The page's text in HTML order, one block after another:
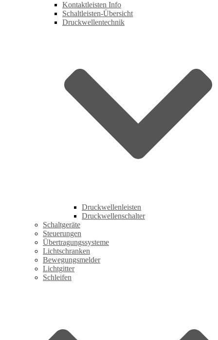
Kontaktleisten Info
Schaltleisten-Übersicht
Druckwellentechnik
Druckwellenleisten
Druckwellenschalter
Schaltgeräte
Steuerungen
Übertragungssysteme
Lichtschranken
Bewegungsmelder
Lichtgitter
Schleifen